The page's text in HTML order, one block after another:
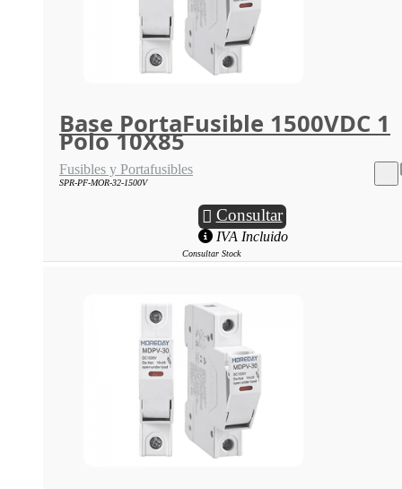
Base PortaFusible 1500VDC 1
Polo 10X85
Fusibles y Portafusibles
SPR-PF-MOR-32-1500V
Consultar
IVA Incluido
Consultar Stock